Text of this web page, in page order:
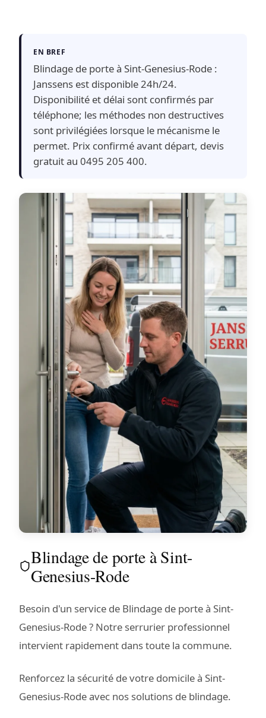
EN BREF
Blindage de porte à Sint-Genesius-Rode :
Janssens est disponible 24h/24.
Disponibilité et délai sont confirmés par
téléphone; les méthodes non destructives
sont privilégiées lorsque le mécanisme le
permet. Prix confirmé avant départ, devis
gratuit au 0495 205 400.
Blindage de porte à Sint-
Genesius-Rode
Besoin d'un service de Blindage de porte à Sint-
Genesius-Rode ? Notre serrurier professionnel
intervient rapidement dans toute la commune.
Renforcez la sécurité de votre domicile à Sint-
Genesius-Rode avec nos solutions de blindage.